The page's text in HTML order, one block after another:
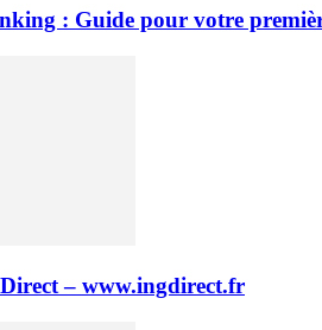
: Guide pour votre
– www.ingdirect.fr